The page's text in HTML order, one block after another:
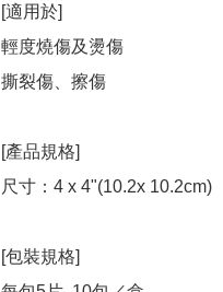
[適用於]
輕度燒傷及燙傷
撕裂傷、擦傷
[產品規格]
尺寸：4 x 4"(10.2x 10.2cm)
[包裝規格]